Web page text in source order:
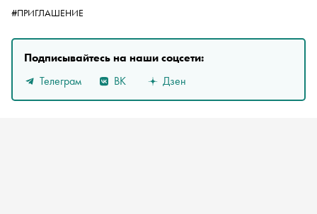
#ПРИГЛАШЕНИЕ
Подписывайтесь на наши соцсети:
Телеграм
ВК Дзен